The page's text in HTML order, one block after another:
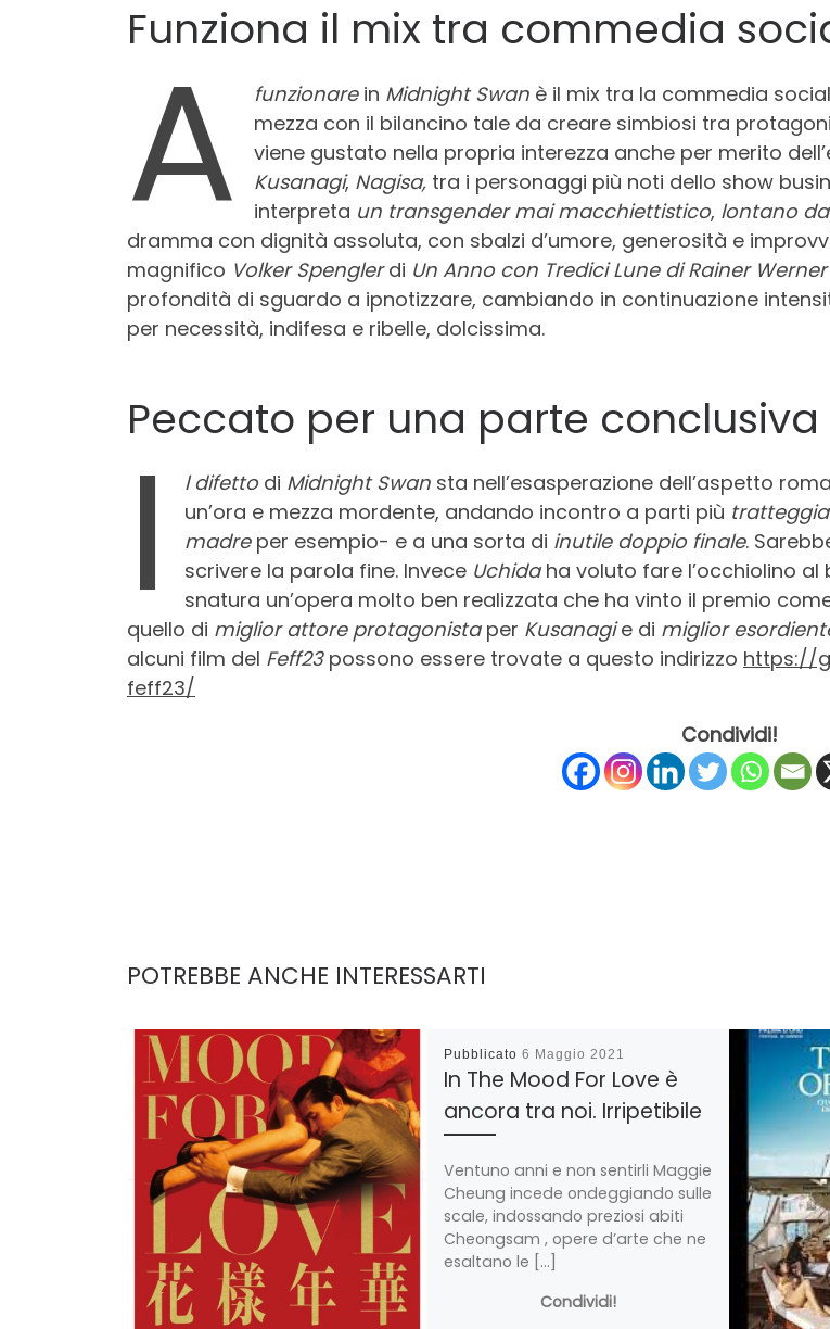
Funziona il mix tra commedia
A funzionarein Midnight Swan è il mix tra la commedia
mezza con il bilancino tale da creare simbiosi tra
viene gustato nella propria interezza anche per merito
Kusanagi, Nagisa, tra i personaggi più noti dello show
interpreta un transgender mai macchiettistico, lontano
dramma con dignità assoluta, con sbalzi d’umore, generosità e
magnifico Volker Spenglerdi Un Anno con Tredici Lune di Rainer
profondità di sguardo a ipnotizzare, cambiando in continuazione
per necessità, indifesa e ribelle, dolcissima.
Peccato per una parte
I l difetto di Midnight Swan sta nell’esasperazione dell’aspetto
un’ora e mezza mordente, andando incontro a parti più
madreper esempio- e a una sorta di inutile doppio finale.
scrivere la parola fine. Invece Uchidaha voluto fare l’occhiolino
snatura un’opera molto ben realizzata che ha vinto il premio
quello di miglior attore protagonista per Kusanagie di miglior
alcuni film del Feff23possono essere trovate a questo indirizzo https://
feff23/
Condividi!
POTREBBE ANCHE INTERESSARTI
Pubblicato 6 Maggio 2021
In The Mood For Love è
ancora tra noi. Irripetibile
Ventuno anni e non sentirli Maggie
Cheung incede ondeggiando sulle
scale, indossando preziosi abiti
Cheongsam , opere d’arte che ne
esaltano le […]
Condividi!